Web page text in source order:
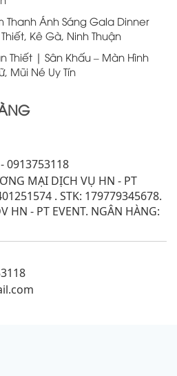
Thanh Ánh Sáng Gala Dinner
Kê Gà, Ninh Thuận
Thiết | Sân Khấu – Màn Hình
Mũi Né Uy Tín
0913753118
MẠI DỊCH VỤ HN - PT
. STK: 179779345678.
HN - PT EVENT. NGÂN HÀNG: